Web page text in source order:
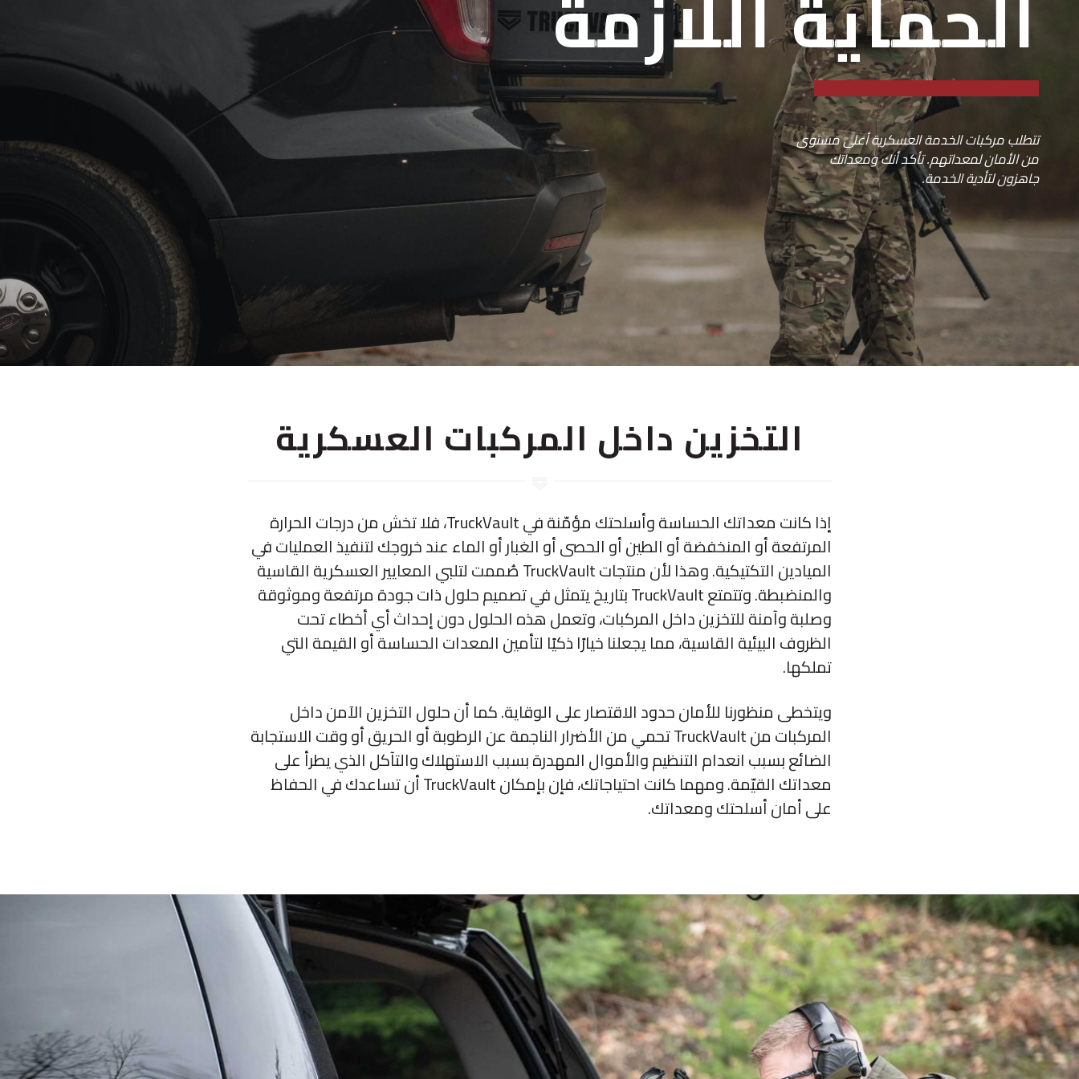
تتطلب مركبات الخدمة العسكرية أعلى مستوى
من الأمان لمعداتهم. تأكد أنك ومعداتك
جاهزون لتأدية الخدمة.
التخزين داخل المركبات العسكرية
إذا كانت معداتك الحساسة وأسلحتك مؤمّنة في TruckVault، فلا تخش من درجات الحرارة
المرتفعة أو المنخفضة أو الطين أو الحصى أو الغبار أو الماء عند خروجك لتنفيذ العمليات في
الميادين التكتيكية. وهذا لأن منتجات TruckVault صُممت لتلبي المعايير العسكرية القاسية
والمنضبطة. وتتمتع TruckVault بتاريخ يتمثل في تصميم حلول ذات جودة مرتفعة وموثوقة
وصلبة وآمنة للتخزين داخل المركبات، وتعمل هذه الحلول دون إحداث أي أخطاء تحت
الظروف البيئية القاسية، مما يجعلنا خيارًا ذكيًا لتأمين المعدات الحساسة أو القيمة التي
تملكها.
ويتخطى منظورنا للأمان حدود الاقتصار على الوقاية. كما أن حلول التخزين الآمن داخل
المركبات من TruckVault تحمي من الأضرار الناجمة عن الرطوبة أو الحريق أو وقت الاستجابة
الضائع بسبب انعدام التنظيم والأموال المهدرة بسبب الاستهلاك والتآكل الذي يطرأ على
معداتك القيّمة. ومهما كانت احتياجاتك، فإن بإمكان TruckVault أن تساعدك في الحفاظ
على أمان أسلحتك ومعداتك.